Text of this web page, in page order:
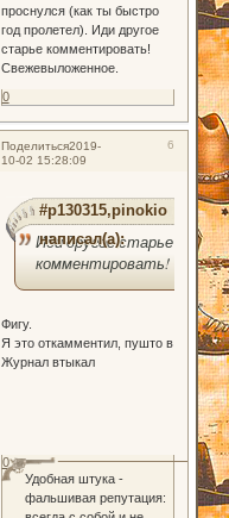
проснулся (как ты быстро
год пролетел). Иди другое
старье комментировать!
Свежевыложенное.
0
Поделиться 6
2019-
10-02 15:28:09
#p130315,pinokio
написал(а):
Иди другое старье
комментировать!
Фигу.
Я это откамментил, пушто в
Журнал втыкал
Удобная штука -
фальшивая репутация:
0